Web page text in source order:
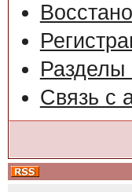
Связь с